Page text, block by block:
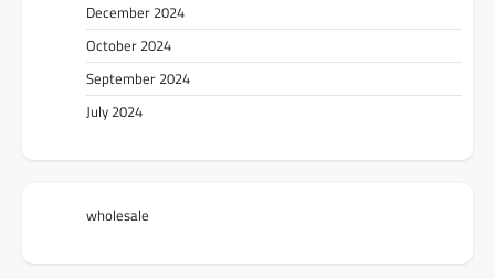
December 2024
October 2024
September 2024
July 2024
wholesale